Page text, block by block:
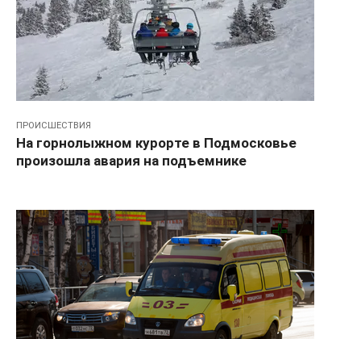
ПРОИСШЕСТВИЯ
На горнолыжном курорте в Подмосковье
произошла авария на подъемнике